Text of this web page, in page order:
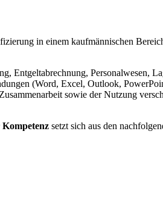
in einem kaufmännischen
Entgeltabrechnung, Personalwesen,
(Word, Excel, Outlook,
sowie der Nutzung
setzt sich aus den